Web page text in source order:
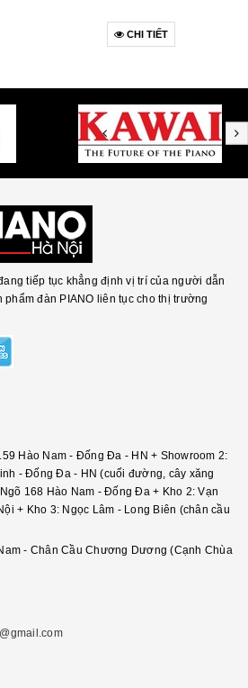
CHI TIẾT
tiếp tục khẳng định vị trí của người dẫn
đàn PIANO liên tục cho thị trường
Hào Nam - Đống Đa - HN + Showroom 2:
- Đống Đa - HN (cuối đường, cây xăng
168 Hào Nam - Đống Đa + Kho 2: Vạn
+ Kho 3: Ngọc Lâm - Long Biên (chân cầu
- Chân Cầu Chương Dương (Cạnh Chùa